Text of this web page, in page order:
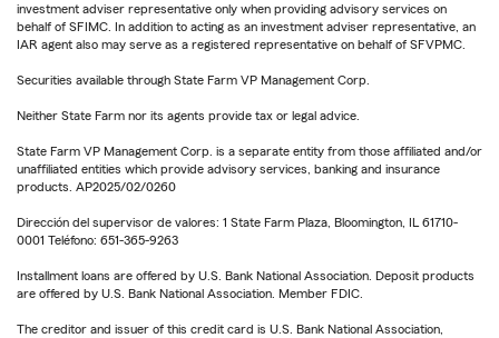
investment adviser representative only when providing advisory services on
behalf of SFIMC. In addition to acting as an investment adviser representative, an
IAR agent also may serve as a registered representative on behalf of SFVPMC.
Securities available through State Farm VP Management Corp.
Neither State Farm nor its agents provide tax or legal advice.
State Farm VP Management Corp. is a separate entity from those affiliated and/or
unaffiliated entities which provide advisory services, banking and insurance
products. AP2025/02/0260
Dirección del supervisor de valores: 1 State Farm Plaza, Bloomington, IL 61710-
0001 Teléfono: 651-365-9263
Installment loans are offered by U.S. Bank National Association. Deposit products
are offered by U.S. Bank National Association. Member FDIC.
The creditor and issuer of this credit card is U.S. Bank National Association,